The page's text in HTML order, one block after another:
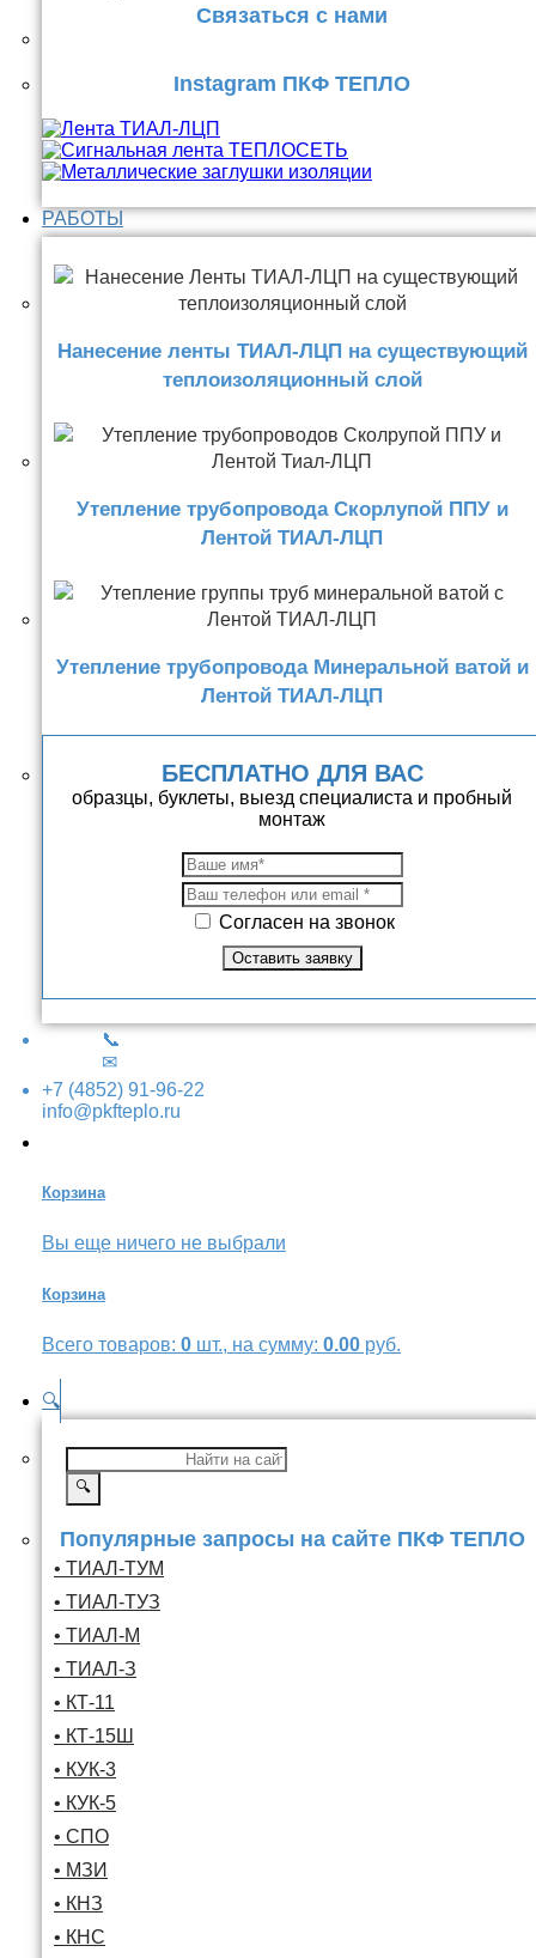
Связаться с нами
Instagram ПКФ ТЕПЛО
РАБОТЫ
Нанесение ленты ТИАЛ-ЛЦП на существующий
теплоизоляционный слой
Утепление трубопровода Скорлупой ППУ и
Лентой ТИАЛ-ЛЦП
Утепление трубопровода Минеральной ватой и
Лентой ТИАЛ-ЛЦП
БЕСПЛАТНО ДЛЯ ВАС
образцы, буклеты, выезд специалиста и пробный
монтаж
Согласен на звонок
📞
✉
+7 (4852) 91-96-22
info@pkfteplo.ru
Корзина
Вы еще ничего не выбрали
Корзина
Всего товаров: 0 шт., на сумму: 0.00 руб.
🔍
🔍
Популярные запросы на сайте ПКФ ТЕПЛО
• ТИАЛ-ТУМ
• ТИАЛ-ТУЗ
• ТИАЛ-М
• ТИАЛ-З
• КТ-11
• КТ-15Ш
• КУК-3
• КУК-5
• СПО
• МЗИ
• КНЗ
• КНС